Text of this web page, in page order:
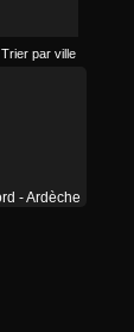
Trier par ville
- Ardèche